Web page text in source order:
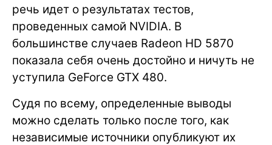
речь идет о результатах тестов,
проведенных самой NVIDIA. В
большинстве случаев Radeon HD 5870
показала себя очень достойно и ничуть не
уступила GeForce GTX 480.
Судя по всему, определенные выводы
можно сделать только после того, как
независимые источники опубликуют их